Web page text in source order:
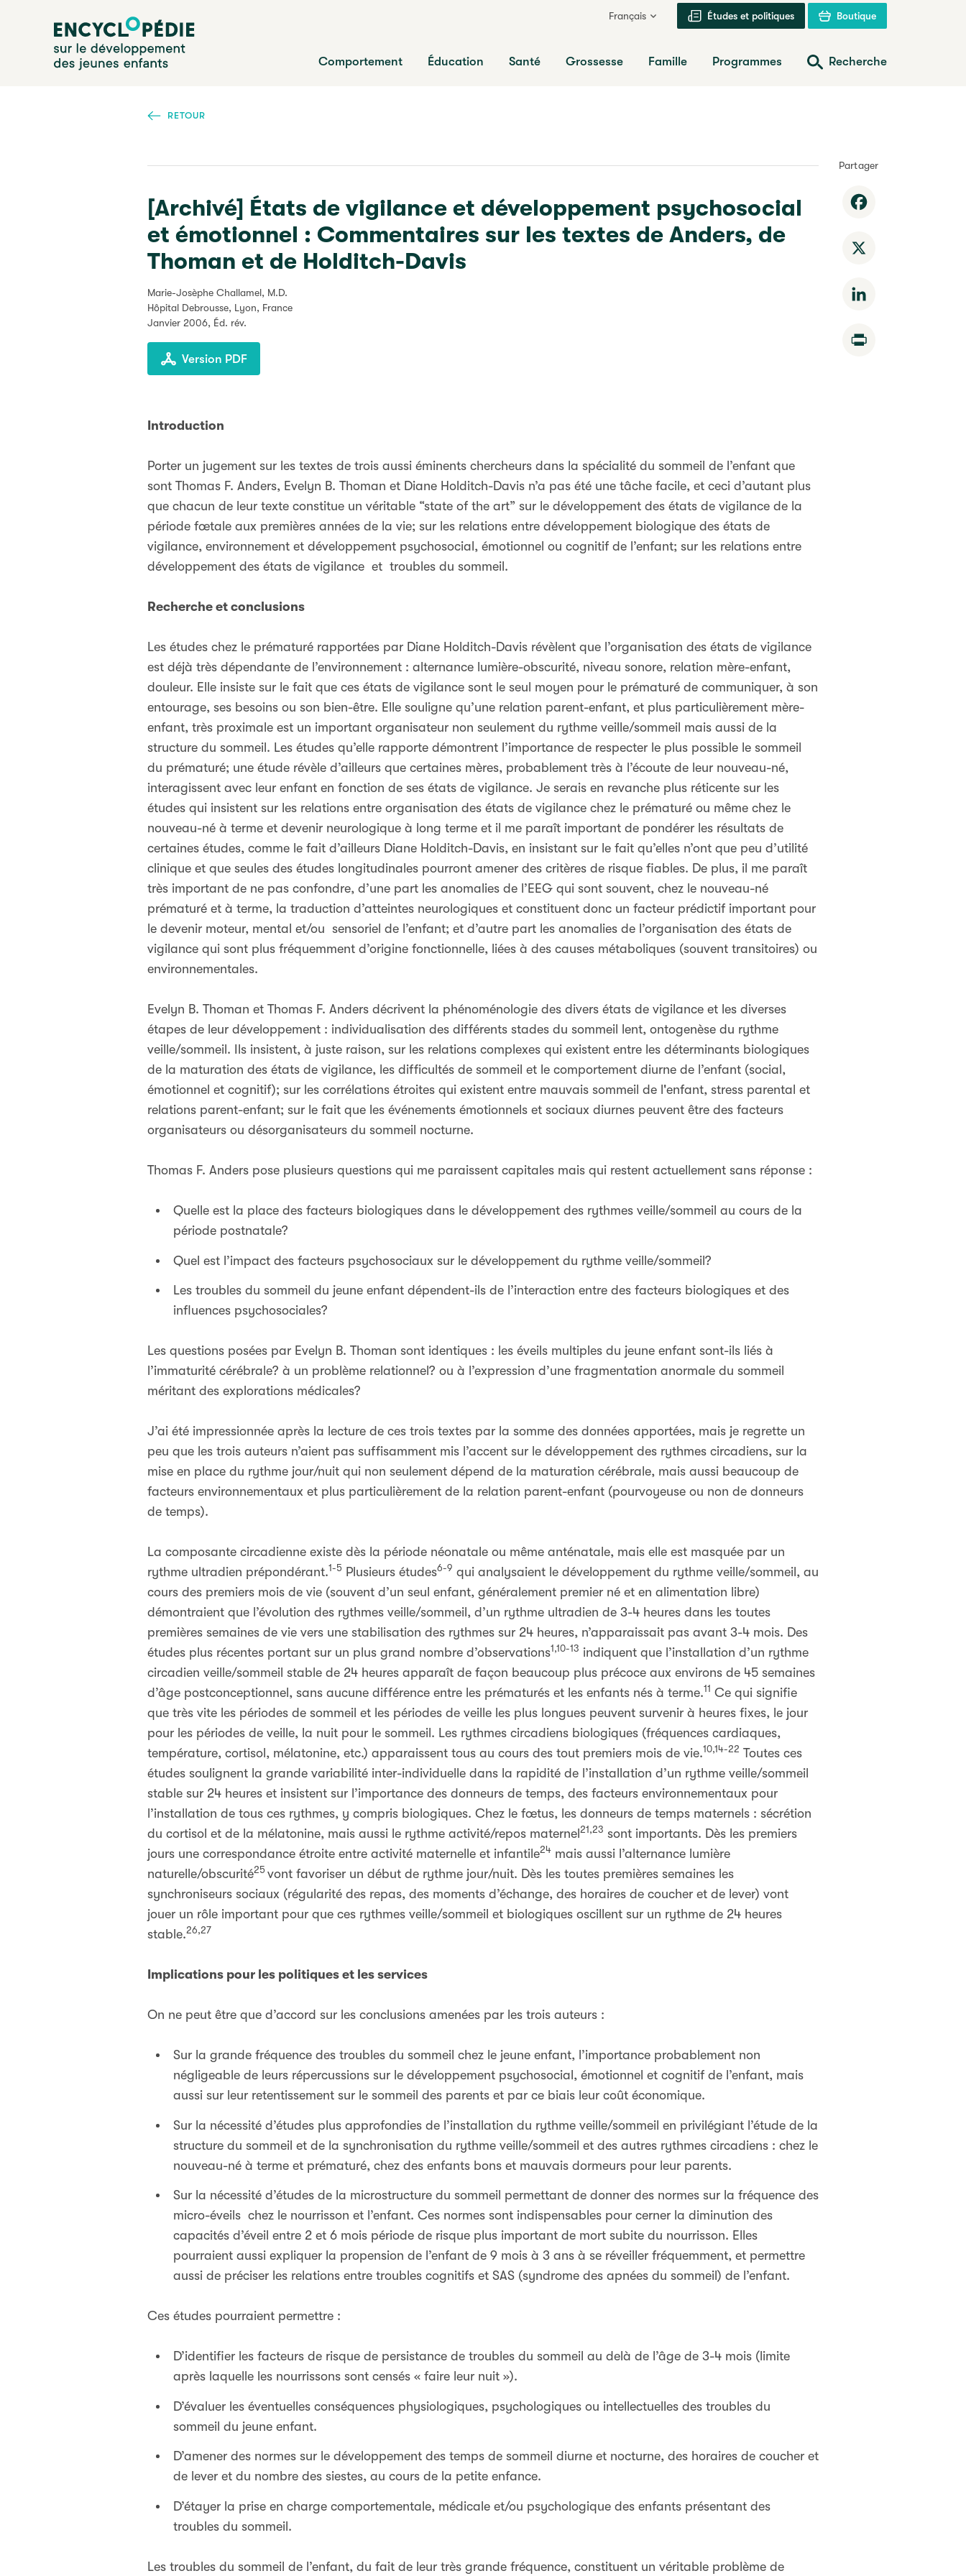
Encyclopédie sur le développement des jeunes enfants
Français Études et politiques Boutique
Comportement Éducation Santé Grossesse Famille Programmes Recherche
RETOUR
[Archivé] États de vigilance et développement psychosocial
et émotionnel : Commentaires sur les textes de Anders, de
Thoman et de Holditch-Davis
Marie-Josèphe Challamel, M.D.
Hôpital Debrousse, Lyon, France
Janvier 2006, Éd. rév.
Version PDF
Introduction
Porter un jugement sur les textes de trois aussi éminents chercheurs dans la spécialité du sommeil de l’enfant que
sont Thomas F. Anders, Evelyn B. Thoman et Diane Holditch-Davis n’a pas été une tâche facile, et ceci d’autant plus
que chacun de leur texte constitue un véritable “state of the art” sur le développement des états de vigilance de la
période fœtale aux premières années de la vie; sur les relations entre développement biologique des états de
vigilance, environnement et développement psychosocial, émotionnel ou cognitif de l’enfant; sur les relations entre
développement des états de vigilance et troubles du sommeil.
Recherche et conclusions
Les études chez le prématuré rapportées par Diane Holditch-Davis révèlent que l’organisation des états de vigilance
est déjà très dépendante de l’environnement : alternance lumière-obscurité, niveau sonore, relation mère-enfant,
douleur. Elle insiste sur le fait que ces états de vigilance sont le seul moyen pour le prématuré de communiquer, à son
entourage, ses besoins ou son bien-être. Elle souligne qu’une relation parent-enfant, et plus particulièrement mère-
enfant, très proximale est un important organisateur non seulement du rythme veille/sommeil mais aussi de la
structure du sommeil. Les études qu’elle rapporte démontrent l’importance de respecter le plus possible le sommeil
du prématuré; une étude révèle d’ailleurs que certaines mères, probablement très à l’écoute de leur nouveau-né,
interagissent avec leur enfant en fonction de ses états de vigilance. Je serais en revanche plus réticente sur les
études qui insistent sur les relations entre organisation des états de vigilance chez le prématuré ou même chez le
nouveau-né à terme et devenir neurologique à long terme et il me paraît important de pondérer les résultats de
certaines études, comme le fait d’ailleurs Diane Holditch-Davis, en insistant sur le fait qu’elles n’ont que peu d’utilité
clinique et que seules des études longitudinales pourront amener des critères de risque fiables. De plus, il me paraît
très important de ne pas confondre, d’une part les anomalies de l’EEG qui sont souvent, chez le nouveau-né
prématuré et à terme, la traduction d’atteintes neurologiques et constituent donc un facteur prédictif important pour
le devenir moteur, mental et/ou sensoriel de l’enfant; et d’autre part les anomalies de l’organisation des états de
vigilance qui sont plus fréquemment d’origine fonctionnelle, liées à des causes métaboliques (souvent transitoires) ou
environnementales.
Evelyn B. Thoman et Thomas F. Anders décrivent la phénoménologie des divers états de vigilance et les diverses
étapes de leur développement : individualisation des différents stades du sommeil lent, ontogenèse du rythme
veille/sommeil. Ils insistent, à juste raison, sur les relations complexes qui existent entre les déterminants biologiques
de la maturation des états de vigilance, les difficultés de sommeil et le comportement diurne de l’enfant (social,
émotionnel et cognitif); sur les corrélations étroites qui existent entre mauvais sommeil de l'enfant, stress parental et
relations parent-enfant; sur le fait que les événements émotionnels et sociaux diurnes peuvent être des facteurs
organisateurs ou désorganisateurs du sommeil nocturne.
Thomas F. Anders pose plusieurs questions qui me paraissent capitales mais qui restent actuellement sans réponse :
Quelle est la place des facteurs biologiques dans le développement des rythmes veille/sommeil au cours de la
période postnatale?
Quel est l’impact des facteurs psychosociaux sur le développement du rythme veille/sommeil?
Les troubles du sommeil du jeune enfant dépendent-ils de l’interaction entre des facteurs biologiques et des
influences psychosociales?
Les questions posées par Evelyn B. Thoman sont identiques : les éveils multiples du jeune enfant sont-ils liés à
l’immaturité cérébrale? à un problème relationnel? ou à l’expression d’une fragmentation anormale du sommeil
méritant des explorations médicales?
J’ai été impressionnée après la lecture de ces trois textes par la somme des données apportées, mais je regrette un
peu que les trois auteurs n’aient pas suffisamment mis l’accent sur le développement des rythmes circadiens, sur la
mise en place du rythme jour/nuit qui non seulement dépend de la maturation cérébrale, mais aussi beaucoup de
facteurs environnementaux et plus particulièrement de la relation parent-enfant (pourvoyeuse ou non de donneurs
de temps).
La composante circadienne existe dès la période néonatale ou même anténatale, mais elle est masquée par un
rythme ultradien prépondérant.1-5 Plusieurs études6-9 qui analysaient le développement du rythme veille/sommeil, au
cours des premiers mois de vie (souvent d’un seul enfant, généralement premier né et en alimentation libre)
démontraient que l’évolution des rythmes veille/sommeil, d’un rythme ultradien de 3-4 heures dans les toutes
premières semaines de vie vers une stabilisation des rythmes sur 24 heures, n’apparaissait pas avant 3-4 mois. Des
études plus récentes portant sur un plus grand nombre d’observations1,10-13 indiquent que l’installation d’un rythme
circadien veille/sommeil stable de 24 heures apparaît de façon beaucoup plus précoce aux environs de 45 semaines
d’âge postconceptionnel, sans aucune différence entre les prématurés et les enfants nés à terme.11 Ce qui signifie
que très vite les périodes de sommeil et les périodes de veille les plus longues peuvent survenir à heures fixes, le jour
pour les périodes de veille, la nuit pour le sommeil. Les rythmes circadiens biologiques (fréquences cardiaques,
température, cortisol, mélatonine, etc.) apparaissent tous au cours des tout premiers mois de vie.10,14-22 Toutes ces
études soulignent la grande variabilité inter-individuelle dans la rapidité de l’installation d’un rythme veille/sommeil
stable sur 24 heures et insistent sur l’importance des donneurs de temps, des facteurs environnementaux pour
l’installation de tous ces rythmes, y compris biologiques. Chez le fœtus, les donneurs de temps maternels : sécrétion
du cortisol et de la mélatonine, mais aussi le rythme activité/repos maternel 21,23 sont importants. Dès les premiers
jours une correspondance étroite entre activité maternelle et infantile24 mais aussi l’alternance lumière
naturelle/obscurité25 vont favoriser un début de rythme jour/nuit. Dès les toutes premières semaines les
synchroniseurs sociaux (régularité des repas, des moments d’échange, des horaires de coucher et de lever) vont
jouer un rôle important pour que ces rythmes veille/sommeil et biologiques oscillent sur un rythme de 24 heures
stable.26,27
Implications pour les politiques et les services
On ne peut être que d’accord sur les conclusions amenées par les trois auteurs :
Sur la grande fréquence des troubles du sommeil chez le jeune enfant, l’importance probablement non
négligeable de leurs répercussions sur le développement psychosocial, émotionnel et cognitif de l’enfant, mais
aussi sur leur retentissement sur le sommeil des parents et par ce biais leur coût économique.
Sur la nécessité d’études plus approfondies de l’installation du rythme veille/sommeil en privilégiant l’étude de la
structure du sommeil et de la synchronisation du rythme veille/sommeil et des autres rythmes circadiens : chez le
nouveau-né à terme et prématuré, chez des enfants bons et mauvais dormeurs pour leur parents.
Sur la nécessité d’études de la microstructure du sommeil permettant de donner des normes sur la fréquence des
micro-éveils chez le nourrisson et l’enfant. Ces normes sont indispensables pour cerner la diminution des
capacités d’éveil entre 2 et 6 mois période de risque plus important de mort subite du nourrisson. Elles
pourraient aussi expliquer la propension de l’enfant de 9 mois à 3 ans à se réveiller fréquemment, et permettre
aussi de préciser les relations entre troubles cognitifs et SAS (syndrome des apnées du sommeil) de l’enfant.
Ces études pourraient permettre :
D’identifier les facteurs de risque de persistance de troubles du sommeil au delà de l’âge de 3-4 mois (limite
après laquelle les nourrissons sont censés « faire leur nuit »).
D’évaluer les éventuelles conséquences physiologiques, psychologiques ou intellectuelles des troubles du
sommeil du jeune enfant.
D’amener des normes sur le développement des temps de sommeil diurne et nocturne, des horaires de coucher et
de lever et du nombre des siestes, au cours de la petite enfance.
D’étayer la prise en charge comportementale, médicale et/ou psychologique des enfants présentant des
troubles du sommeil.
Les troubles du sommeil de l’enfant, du fait de leur très grande fréquence, constituent un véritable problème de
Partager
Facebook